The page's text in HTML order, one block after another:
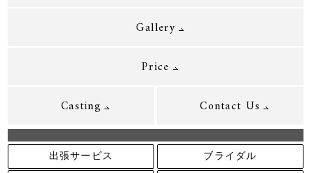
Gallery
Price
Casting
Contact Us
出張サービス
ブライダル